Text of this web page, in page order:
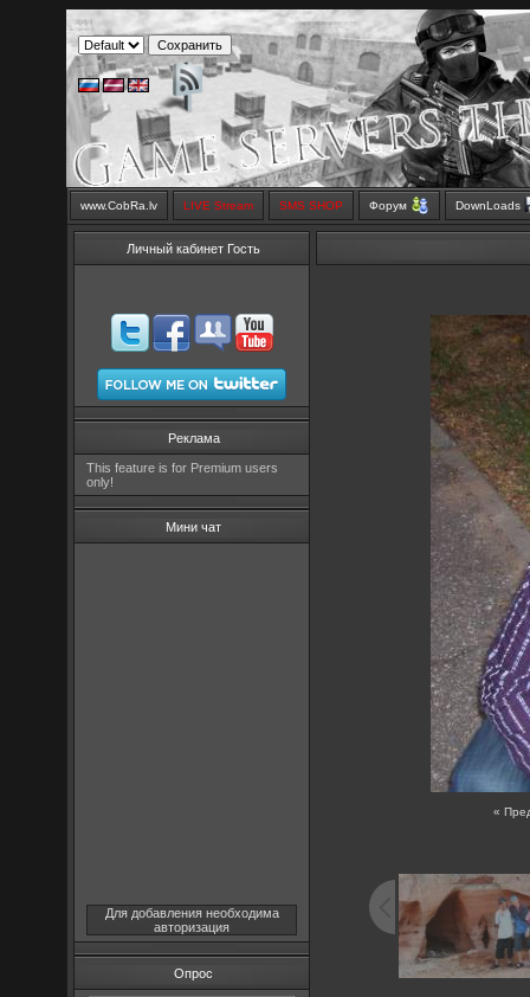
www.CobRa.lv LIVE Stream SMS SHOP Форум DownLoads
Личный кабинет Гость
Реклама
This feature is for Premium users
only!
Мини чат
Для добавления необходима
авторизация
Опрос
«